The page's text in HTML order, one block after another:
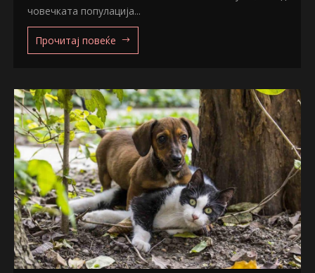
човечката популација...
Прочитај повеќе